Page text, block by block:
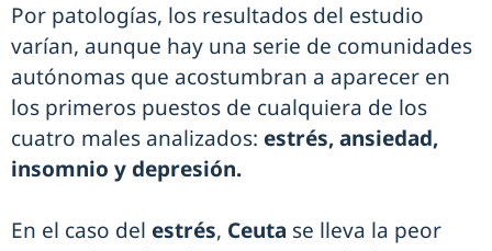
Por patologías, los resultados del estudio
varían, aunque hay una serie de comunidades
autónomas que acostumbran a aparecer en
los primeros puestos de cualquiera de los
cuatro males analizados: estrés, ansiedad,
insomnio y depresión.
En el caso del estrés, Ceuta se lleva la peor